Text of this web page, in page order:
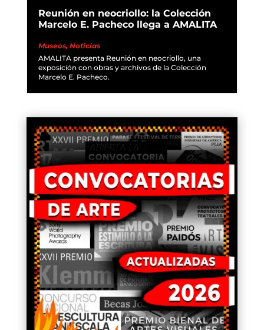
Reunión en neocriollo: la Colección
Marcelo E. Pacheco llega a AMALITA
Museos, Noticias
AMALITA presenta Reunión en neocriollo, una
exposición con obras y archivos de la Colección
Marcelo E. Pacheco.